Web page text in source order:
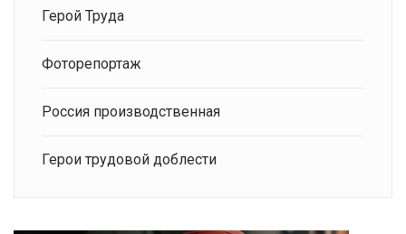
Герой Труда
Фоторепортаж
Россия производственная
Герои трудовой доблести